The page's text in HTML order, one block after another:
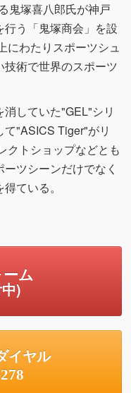
鬼塚喜八郎氏が神戸
う「鬼塚商会」を設
にわたりスポーツシュ
術で世界のスポーツ
していた"GEL"シリ
"ASICS Tiger"がリ
クトショップなどとも
ツシーンだけでなく
ている。
ム
)
イヤル